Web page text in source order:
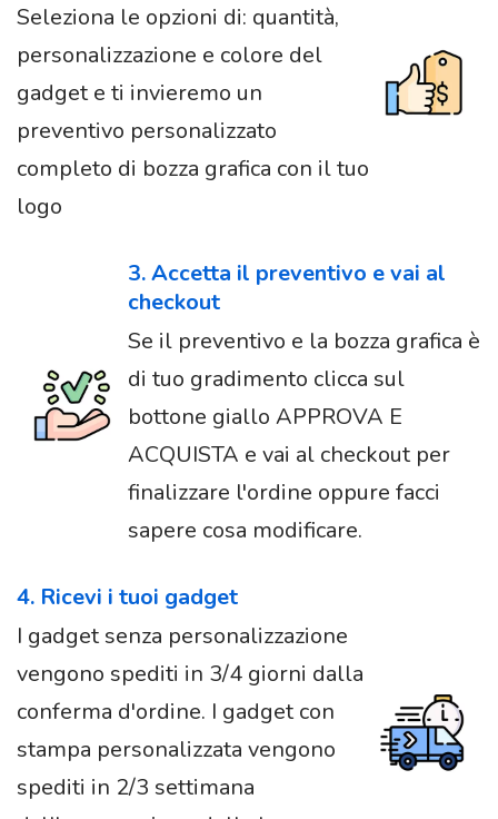
Seleziona le opzioni di: quantità,
personalizzazione e colore del
gadget e ti invieremo un
preventivo personalizzato
completo di bozza grafica con il tuo
logo
3. Accetta il preventivo e vai al
checkout
Se il preventivo e la bozza grafica è
di tuo gradimento clicca sul
bottone giallo APPROVA E
ACQUISTA e vai al checkout per
finalizzare l'ordine oppure facci
sapere cosa modificare.
4. Ricevi i tuoi gadget
I gadget senza personalizzazione
vengono spediti in 3/4 giorni dalla
conferma d'ordine. I gadget con
stampa personalizzata vengono
spediti in 2/3 settimana